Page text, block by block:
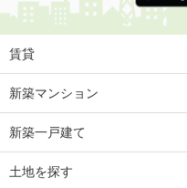
賃貸
新築マンション
新築一戸建て
土地を探す